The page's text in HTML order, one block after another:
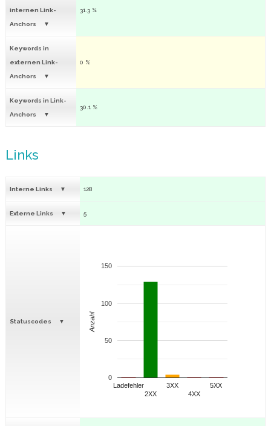
internen Link-
Anchors
31.3 %
Keywords in
externen Link-
Anchors
0 %
Keywords in Link-
Anchors
30.1 %
Links
Interne Links 128
Externe Links 5
Statuscodes
Ladefehler
2XX
3XX
4XX
5XX
0
50
100
150
Anzahl